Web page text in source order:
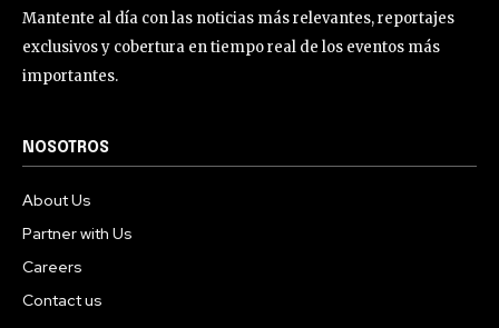
Mantente al día con las noticias más relevantes, reportajes
exclusivos y cobertura en tiempo real de los eventos más
importantes.
NOSOTROS
About Us
Partner with Us
Careers
Contact us